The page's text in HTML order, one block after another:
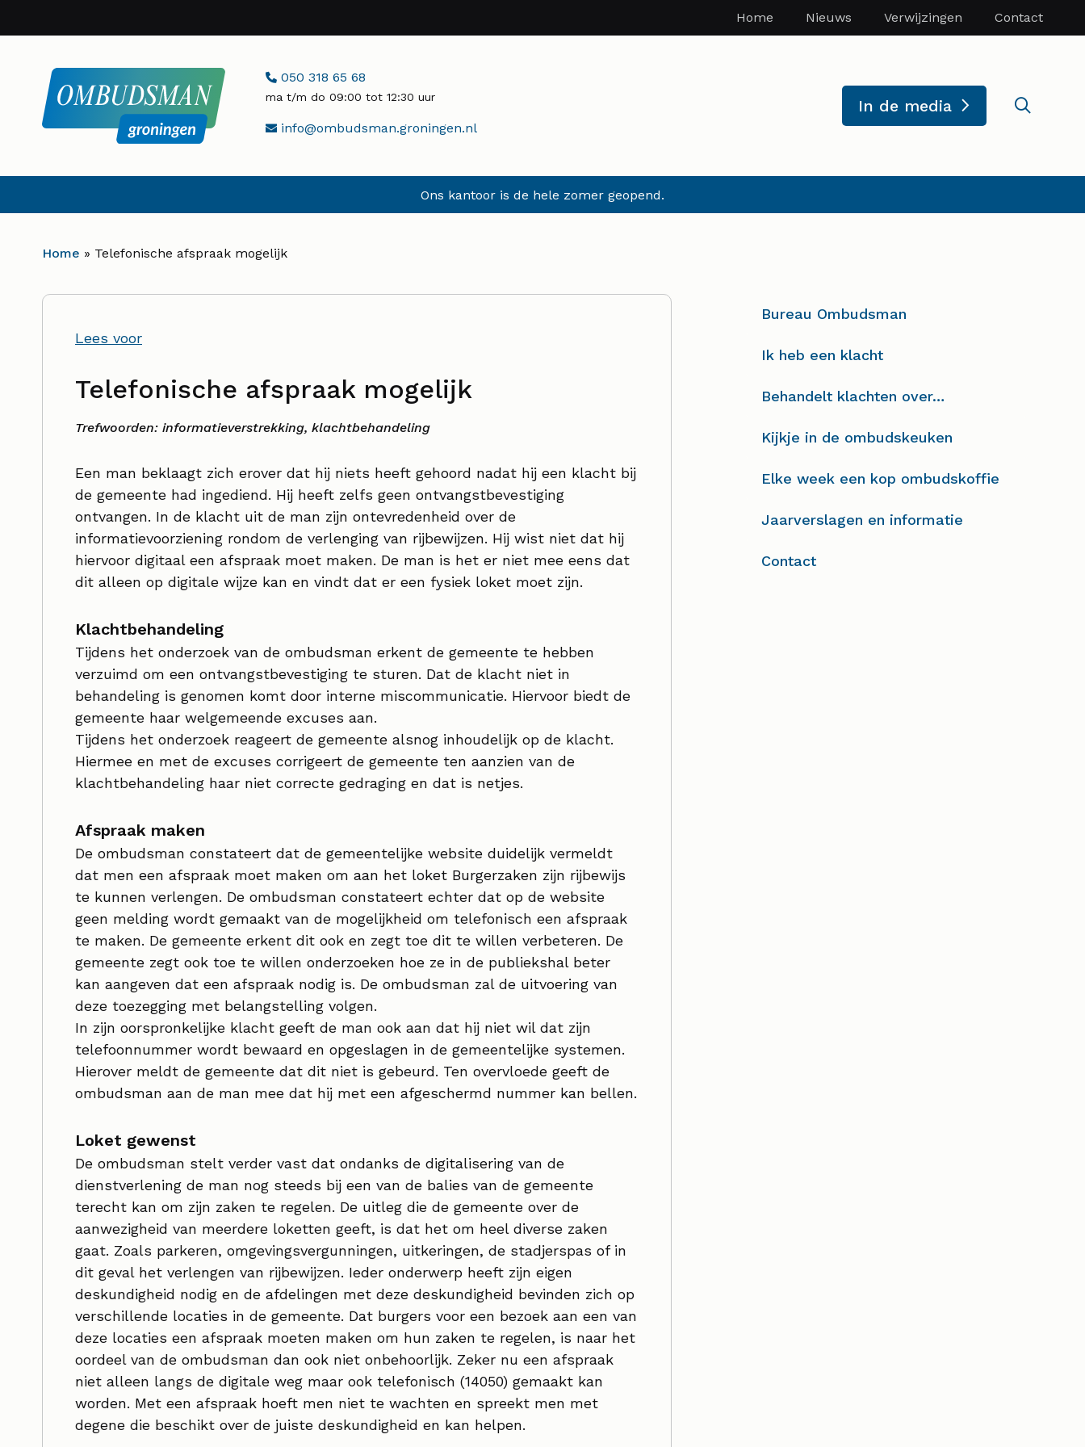
hoofdinhoud
Home Nieuws Verwijzingen Contact
Telefoonnummer:
050 318 65 68
ma t/m do 09:00 tot 12:30 uur
E-info@ombudsman.groningen.nl
In de media
Ons kantoor is de hele zomer geopend.
Home » Telefonische afspraak mogelijk
Lees voor
Telefonische afspraak mogelijk
Trefwoorden: informatieverstrekking, klachtbehandeling
Een man beklaagt zich erover dat hij niets heeft gehoord nadat hij een klacht bij
de gemeente had ingediend. Hij heeft zelfs geen ontvangstbevestiging
ontvangen. In de klacht uit de man zijn ontevredenheid over de
informatievoorziening rondom de verlenging van rijbewijzen. Hij wist niet dat hij
hiervoor digitaal een afspraak moet maken. De man is het er niet mee eens dat
dit alleen op digitale wijze kan en vindt dat er een fysiek loket moet zijn.
Klachtbehandeling
Tijdens het onderzoek van de ombudsman erkent de gemeente te hebben
verzuimd om een ontvangstbevestiging te sturen. Dat de klacht niet in
behandeling is genomen komt door interne miscommunicatie. Hiervoor biedt de
gemeente haar welgemeende excuses aan.
Tijdens het onderzoek reageert de gemeente alsnog inhoudelijk op de klacht.
Hiermee en met de excuses corrigeert de gemeente ten aanzien van de
klachtbehandeling haar niet correcte gedraging en dat is netjes.
Afspraak maken
De ombudsman constateert dat de gemeentelijke website duidelijk vermeldt
dat men een afspraak moet maken om aan het loket Burgerzaken zijn rijbewijs
te kunnen verlengen. De ombudsman constateert echter dat op de website
geen melding wordt gemaakt van de mogelijkheid om telefonisch een afspraak
te maken. De gemeente erkent dit ook en zegt toe dit te willen verbeteren. De
gemeente zegt ook toe te willen onderzoeken hoe ze in de publiekshal beter
kan aangeven dat een afspraak nodig is. De ombudsman zal de uitvoering van
deze toezegging met belangstelling volgen.
In zijn oorspronkelijke klacht geeft de man ook aan dat hij niet wil dat zijn
telefoonnummer wordt bewaard en opgeslagen in de gemeentelijke systemen.
Hierover meldt de gemeente dat dit niet is gebeurd. Ten overvloede geeft de
ombudsman aan de man mee dat hij met een afgeschermd nummer kan bellen.
Loket gewenst
De ombudsman stelt verder vast dat ondanks de digitalisering van de
dienstverlening de man nog steeds bij een van de balies van de gemeente
terecht kan om zijn zaken te regelen. De uitleg die de gemeente over de
aanwezigheid van meerdere loketten geeft, is dat het om heel diverse zaken
gaat. Zoals parkeren, omgevingsvergunningen, uitkeringen, de stadjerspas of in
dit geval het verlengen van rijbewijzen. Ieder onderwerp heeft zijn eigen
deskundigheid nodig en de afdelingen met deze deskundigheid bevinden zich op
verschillende locaties in de gemeente. Dat burgers voor een bezoek aan een van
deze locaties een afspraak moeten maken om hun zaken te regelen, is naar het
oordeel van de ombudsman dan ook niet onbehoorlijk. Zeker nu een afspraak
niet alleen langs de digitale weg maar ook telefonisch (14050) gemaakt kan
worden. Met een afspraak hoeft men niet te wachten en spreekt men met
degene die beschikt over de juiste deskundigheid en kan helpen.
Bureau Ombudsman
Ik heb een klacht
Behandelt klachten over…
Kijkje in de ombudskeuken
Elke week een kop ombudskoffie
Jaarverslagen en informatie
Contact